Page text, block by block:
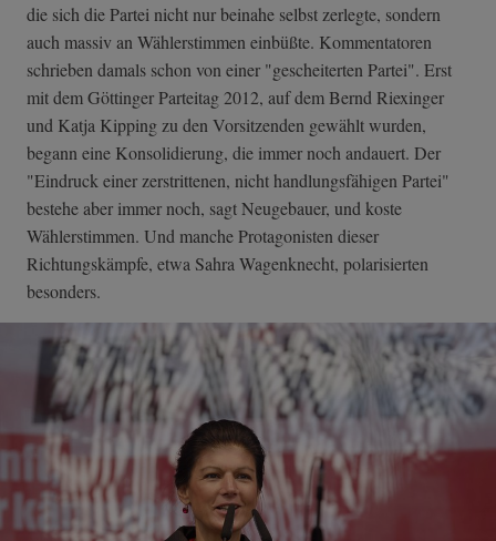
die sich die Partei nicht nur beinahe selbst zerlegte, sondern
auch massiv an Wählerstimmen einbüßte. Kommentatoren
schrieben damals schon von einer "gescheiterten Partei". Erst
mit dem Göttinger Parteitag 2012, auf dem Bernd Riexinger
und Katja Kipping zu den Vorsitzenden gewählt wurden,
begann eine Konsolidierung, die immer noch andauert. Der
"Eindruck einer zerstrittenen, nicht handlungsfähigen Partei"
bestehe aber immer noch, sagt Neugebauer, und koste
Wählerstimmen. Und manche Protagonisten dieser
Richtungskämpfe, etwa Sahra Wagenknecht, polarisierten
besonders.